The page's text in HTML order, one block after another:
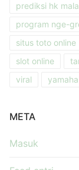
prediksi hk
program nge-
situs toto online
slot online
viral
yamaha
META
Masuk